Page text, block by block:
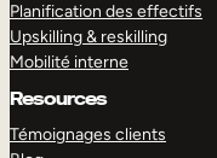
Planification des effectifs
Upskilling & reskilling
Mobilité interne
Resources
Témoignages clients